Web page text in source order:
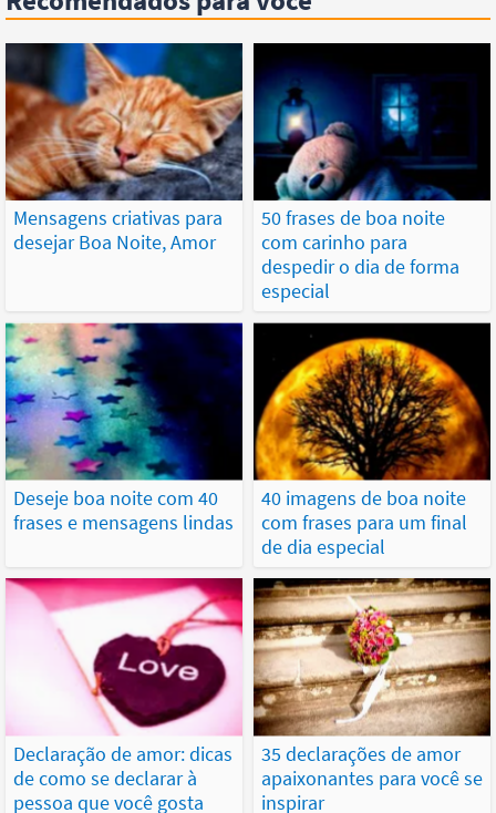
Mensagens criativas para
desejar Boa Noite, Amor
50 frases de boa noite
com carinho para
despedir o dia de forma
especial
Deseje boa noite com 40
frases e mensagens lindas
40 imagens de boa noite
com frases para um final
de dia especial
Declaração de amor: dicas
de como se declarar à
pessoa que você gosta
35 declarações de amor
apaixonantes para você se
inspirar